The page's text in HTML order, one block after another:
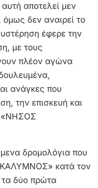
αποτελεί μεν
δεν αναιρεί το
έφερε την
με τους
πλέον αγώνα
ανάγκες που
την επισκευή και
«ΝΗΣΟΣ
δρομολόγια που
ΚΑΛΥΜΝΟΣ» κατά τον
τα δύο πρώτα